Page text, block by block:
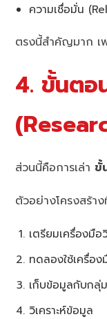
ความเชื่อมั่น
ตรงนี้สำคัญมาก เพ
4. ขั้นตอ
ส่วนนี้คือการเล่า ขั้
ตัวอย่างโครงสร้า
เตรียมเครื่องมือ
ทดลองใช้เครื่อง
เก็บข้อมูลกับกลุ่
วิเคราะห์ข้อมูล